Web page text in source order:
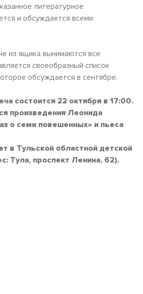
литературное
и обсуждается всеми
из ящика вынимаются все
своеобразный список
обсуждается в сентябре.
состоится 22 октября в 17:00.
произведения Леонида
о семи повешенных» и пьеса
в Тульской областной детской
Тула, проспект Ленина, 62).